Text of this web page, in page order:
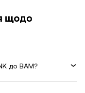
щодо
до BAM?